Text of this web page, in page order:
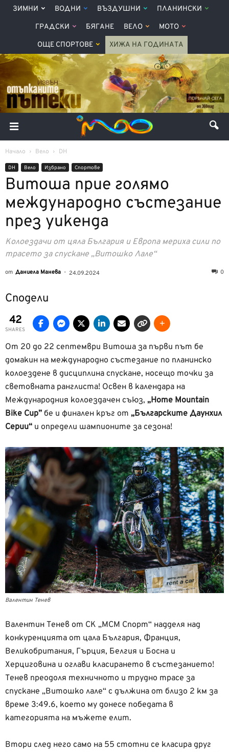
ЗИМНИ ВОДНИ ВЪЗДУШНИ ПЛАНИНСКИ
ГРАДСКИ БЯГАНЕ ВЕЛО МОТО
ОЩЕ СПОРТОВЕ ХИЖА НА ГОДИНАТА
Начало Вело DH
DH Вело Избрано Спортове
Витоша прие голямо
международно състезание
през уикенда
Колоездачи от цяла България и Европа мериха сили по
трасето за спускане „Витошко Лале“
от Даниела Манева - 24.09.2024 0
Сподели
42
SHARES
От 20 до 22 септември Витоша за първи път бе
домакин на международно състезание по планинско
колоездене в дисциплина спускане, носещо точки за
световната ранглиста! Освен в календара на
Международния колоездачен съюз, „Home Mountain
Bike Cup” бе и финален кръг от „Българските Даунхил
Серии“ и определи шампионите за сезона!
Валентин Тенев
Валентин Тенев от СК „МСМ Спорт“ надделя над
конкуренцията от цала България, Франция,
Великобритания, Гърция, Белгия и Босна и
Херциговина и оглави класирането в състезанието!
Тенев преодоля техничното и трудно трасе за
спускане „Витошко лале“ с дължина от близо 2 км за
време 3:49.6, което му донесе победата в
категорията на мъжете елит.
Втори след него само на 55 стотни се класира друг